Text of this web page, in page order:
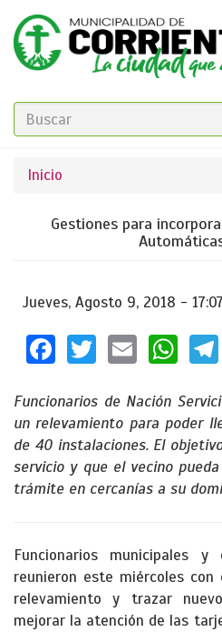
Pasar
contenido
principal
FORMULARIO
BÚSQUEDA
Se
encuentra
Inicio
Gestiones para
Jueves, Agosto 9, 2018 - 17:07
Facebook
TwitterEmail
Funcionarios de Nación
un relevamiento para poder
de 40 instalaciones. El
servicio y que el vecino
trámite en cercanías a su
Funcionarios municipales
reunieron este miércoles
relevamiento y trazar
mejorar la atención de las